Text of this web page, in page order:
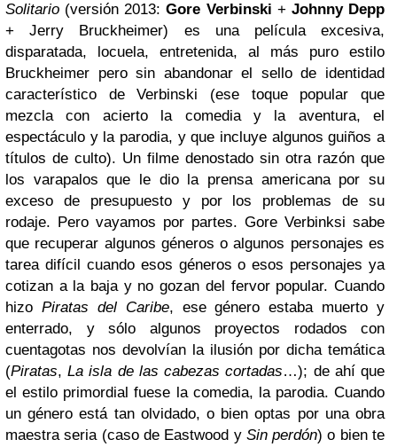
Solitario (versión 2013:Gore Verbinski + Johnny Depp
+ Jerry Bruckheimer) es una película excesiva,
disparatada, locuela, entretenida, al más puro estilo
Bruckheimer pero sin abandonar el sello de identidad
característico de Verbinski (ese toque popular que
mezcla con acierto la comedia y la aventura, el
espectáculo y la parodia, y que incluye algunos guiños a
títulos de culto). Un filme denostado sin otra razón que
los varapalos que le dio la prensa americana por su
exceso de presupuesto y por los problemas de su
rodaje. Pero vayamos por partes. Gore Verbinksi sabe
que recuperar algunos géneros o algunos personajes es
tarea difícil cuando esos géneros o esos personajes ya
cotizan a la baja y no gozan del fervor popular. Cuando
hizo Piratas del Caribe, ese género estaba muerto y
enterrado, y sólo algunos proyectos rodados con
cuentagotas nos devolvían la ilusión por dicha temática
(Piratas,La isla de las cabezas cortadas…); de ahí que
el estilo primordial fuese la comedia, la parodia. Cuando
un género está tan olvidado, o bien optas por una obra
maestra seria (caso de Eastwood y Sin perdón) o bien te